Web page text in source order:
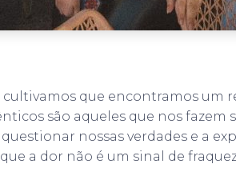
que encontramos um
são aqueles que nos fazem
nossas verdades e a
a dor não é um sinal de